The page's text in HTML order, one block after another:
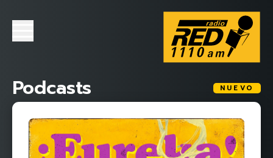
Podcasts NUEVO